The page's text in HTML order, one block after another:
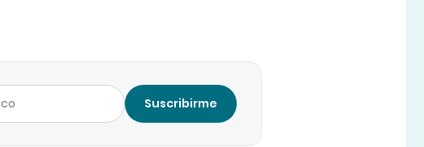
Suscribirme